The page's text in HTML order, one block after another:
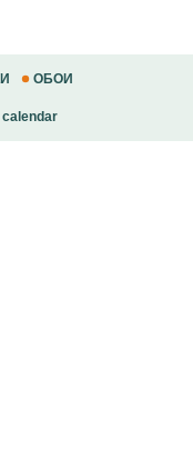
ОБОИ
calendar